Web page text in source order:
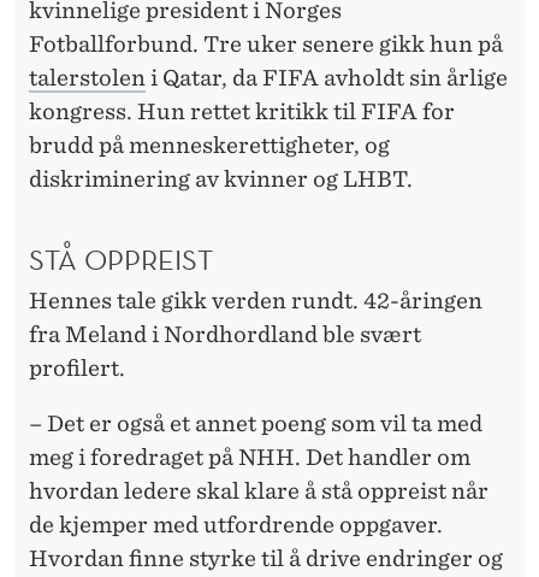
kvinnelige president i Norges
Fotballforbund. Tre uker senere gikk hun på
talerstolen i Qatar, da FIFA avholdt sin årlige
kongress. Hun rettet kritikk til FIFA for
brudd på menneskerettigheter, og
diskriminering av kvinner og LHBT.
STÅ OPPREIST
Hennes tale gikk verden rundt. 42-åringen
fra Meland i Nordhordland ble svært
profilert.
– Det er også et annet poeng som vil ta med
meg i foredraget på NHH. Det handler om
hvordan ledere skal klare å stå oppreist når
de kjemper med utfordrende oppgaver.
Hvordan finne styrke til å drive endringer og